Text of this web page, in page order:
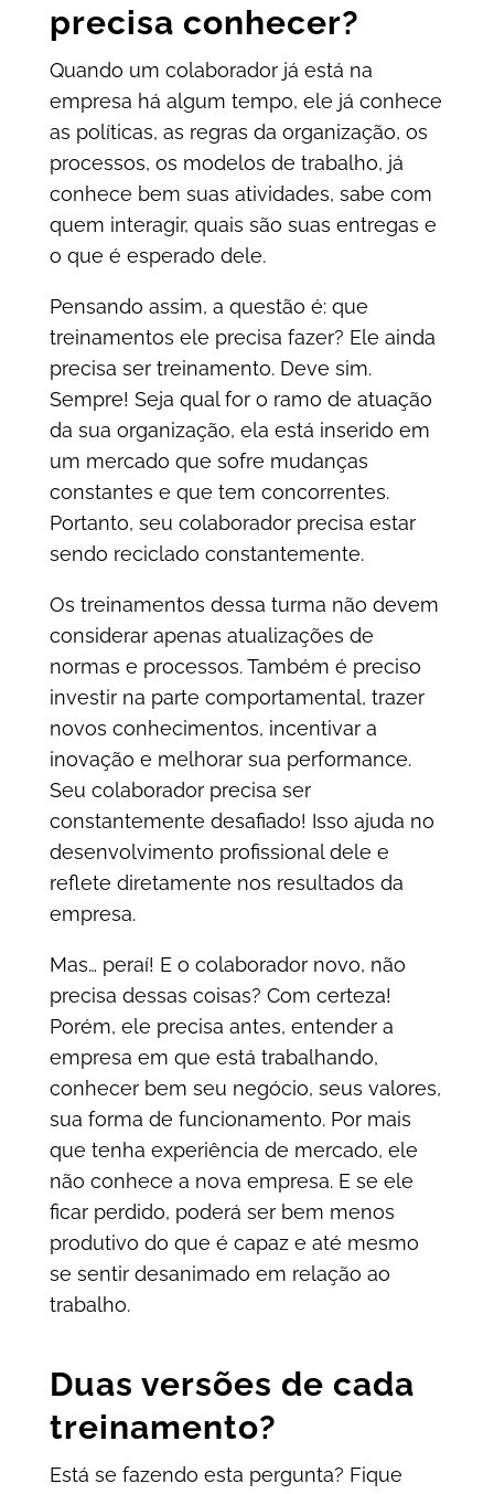
precisa conhecer?
Quando um colaborador já está na
empresa há algum tempo, ele já conhece
as políticas, as regras da organização, os
processos, os modelos de trabalho, já
conhece bem suas atividades, sabe com
quem interagir, quais são suas entregas e
o que é esperado dele.
Pensando assim, a questão é: que
treinamentos ele precisa fazer? Ele ainda
precisa ser treinamento. Deve sim.
Sempre! Seja qual for o ramo de atuação
da sua organização, ela está inserido em
um mercado que sofre mudanças
constantes e que tem concorrentes.
Portanto, seu colaborador precisa estar
sendo reciclado constantemente.
Os treinamentos dessa turma não devem
considerar apenas atualizações de
normas e processos. Também é preciso
investir na parte comportamental, trazer
novos conhecimentos, incentivar a
inovação e melhorar sua performance.
Seu colaborador precisa ser
constantemente desafiado! Isso ajuda no
desenvolvimento profissional dele e
reflete diretamente nos resultados da
empresa.
Mas… peraí! E o colaborador novo, não
precisa dessas coisas? Com certeza!
Porém, ele precisa antes, entender a
empresa em que está trabalhando,
conhecer bem seu negócio, seus valores,
sua forma de funcionamento. Por mais
que tenha experiência de mercado, ele
não conhece a nova empresa. E se ele
ficar perdido, poderá ser bem menos
produtivo do que é capaz e até mesmo
se sentir desanimado em relação ao
trabalho.
Duas versões de cada
treinamento?
Está se fazendo esta pergunta? Fique